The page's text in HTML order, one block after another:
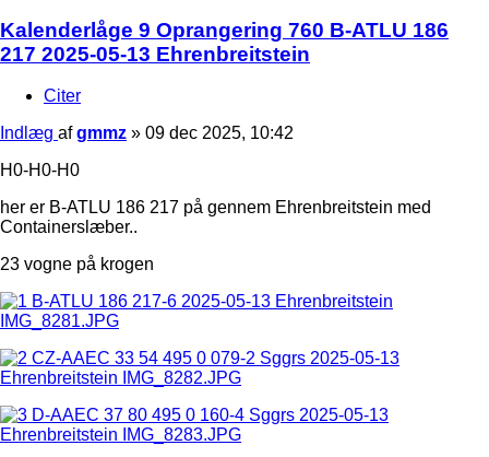
Kalenderlåge 9 Oprangering 760 B-ATLU 186
217 2025-05-13 Ehrenbreitstein
Citer
Indlæg afgmmz » 09 dec 2025, 10:42
H0-H0-H0
her er B-ATLU 186 217 på gennem Ehrenbreitstein med
Containerslæber..
23 vogne på krogen